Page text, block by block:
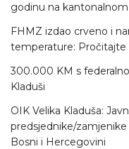
godinu na
FHMZ izdao crveno i
temperature: Pročitajte
300.000 KM s
Kladuši
OIK Velika Kladuša:
predsjednike/
Bosni i Hercegovini